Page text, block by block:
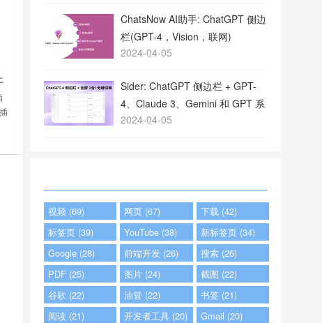
ChatsNow AI助手: ChatGPT 侧边
栏(GPT-4，Vision，联网)
2024-04-05
Sider: ChatGPT 侧边栏 + GPT-
4、Claude 3、Gemini 和 GPT 系
列
2024-04-05
视频 (69) 网页 (67)
下载 (42)
标签页 (39)
YouTube (38)
新标签页 (34)
Google (28)
前端开发 (26)
搜索 (26)
PDF (25)
图片 (24)
截图 (22)
谷歌 (22)
油管 (22)
书签 (21)
阅读 (21)
开发者工具 (20)
Gmail (20)